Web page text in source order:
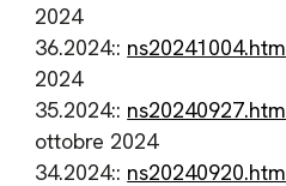
2024
36.2024:: ns20241004.htm
2024
35.2024:: ns20240927.htm
ottobre 2024
34.2024:: ns20240920.htm